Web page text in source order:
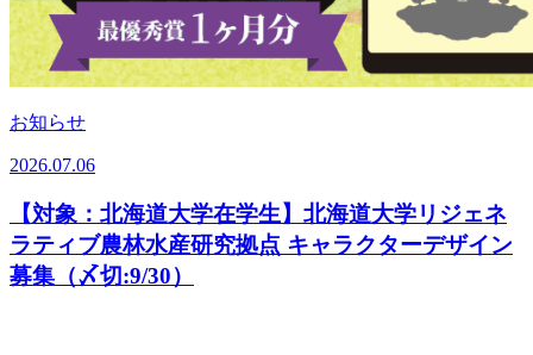
お知らせ
2026.07.06
【対象：北海道大学在学生】北海道大学リジェネ
ラティブ農林水産研究拠点 キャラクターデザイン
募集（〆切:9/30）